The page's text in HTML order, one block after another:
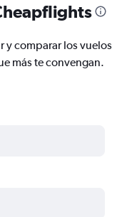
y comparar los vuelos
más te convengan.